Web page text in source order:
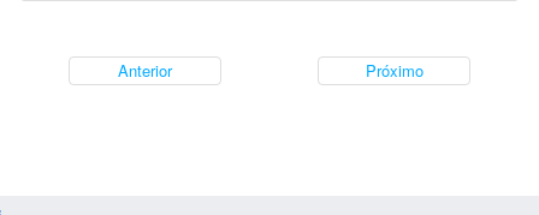
Anterior Próximo